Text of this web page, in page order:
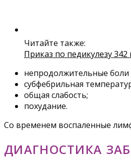
Читайте также:
Приказ по педикулезу
непродолжительные боли
субфебрильная
общая слабость;
похудание.
Со временем воспаленные
ДИАГНОСТИКА